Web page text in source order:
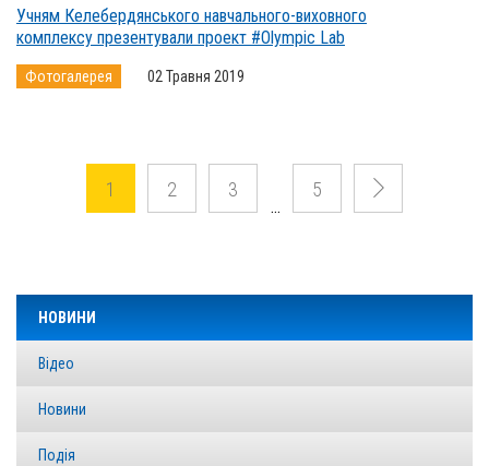
Учням Келебердянського навчального-виховного
комплексу презентували проект #Olympic Lab
Фотогалерея 02 Травня 2019
1 2 3
…
5
НОВИНИ
Відео
Новини
Подія